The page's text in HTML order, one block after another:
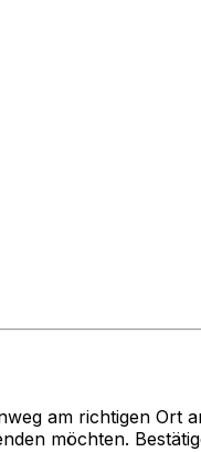
am richtigen Ort
möchten.